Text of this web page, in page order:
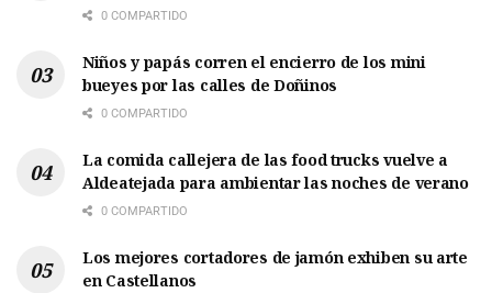
0 COMPARTIDO
Niños y papás corren el encierro de los mini
bueyes por las calles de Doñinos
0 COMPARTIDO
La comida callejera de las food trucks vuelve a
Aldeatejada para ambientar las noches de verano
0 COMPARTIDO
Los mejores cortadores de jamón exhiben su arte
en Castellanos